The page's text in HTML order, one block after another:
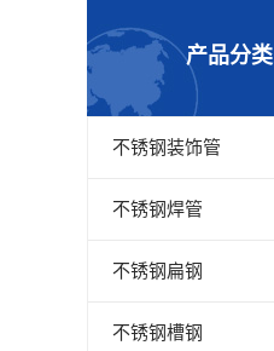
产品分类
不锈钢装饰管
不锈钢焊管
不锈钢扁钢
不锈钢槽钢